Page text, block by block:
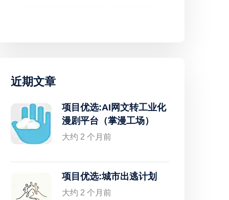
近期文章
项目优选:AI网文转工业化
漫剧平台（掌漫工场）
大约 2 个月前
项目优选:城市出逃计划
大约 2 个月前